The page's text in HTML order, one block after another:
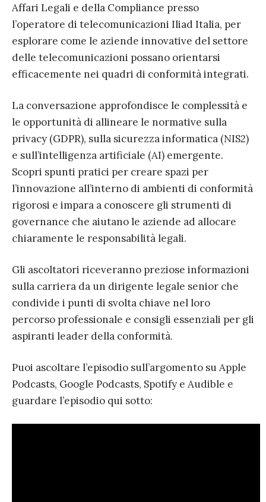
Affari Legali e della Compliance presso
l’operatore di telecomunicazioni Iliad Italia, per
esplorare come le aziende innovative del settore
delle telecomunicazioni possano orientarsi
efficacemente nei quadri di conformità integrati.
La conversazione approfondisce le complessità e
le opportunità di allineare le normative sulla
privacy (GDPR), sulla sicurezza informatica (NIS2)
e sull’intelligenza artificiale (AI) emergente.
Scopri spunti pratici per creare spazi per
l’innovazione all’interno di ambienti di conformità
rigorosi e impara a conoscere gli strumenti di
governance che aiutano le aziende ad allocare
chiaramente le responsabilità legali.
Gli ascoltatori riceveranno preziose informazioni
sulla carriera da un dirigente legale senior che
condivide i punti di svolta chiave nel loro
percorso professionale e consigli essenziali per gli
aspiranti leader della conformità.
Puoi ascoltare l’episodio sull’argomento su Apple
Podcasts, Google Podcasts, Spotify e Audible e
guardare l’episodio qui sotto: